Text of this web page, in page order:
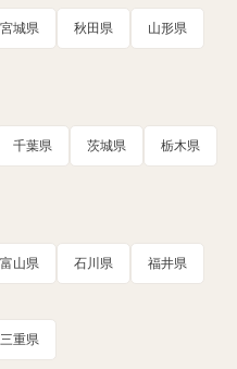
宮城県 秋田県 山形県
千葉県 茨城県 栃木県
富山県 石川県 福井県
三重県